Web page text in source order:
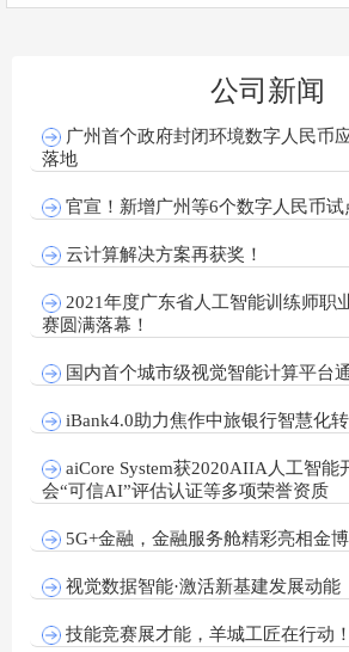
公司新闻
广州首个政府封闭环境数字人民币
落地
官宣！新增广州等6个数字人民币试
云计算解决方案再获奖！
2021年度广东省人工智能训练师职
赛圆满落幕！
国内首个城市级视觉智能计算平台
iBank4.0助力焦作中旅银行智慧化
aiCore System获2020AIIA人工智能
会“可信AI”评估认证等多项荣誉资质
5G+金融，金融服务舱精彩亮相金
视觉数据智能·激活新基建发展动能
技能竞赛展才能，羊城工匠在行动！